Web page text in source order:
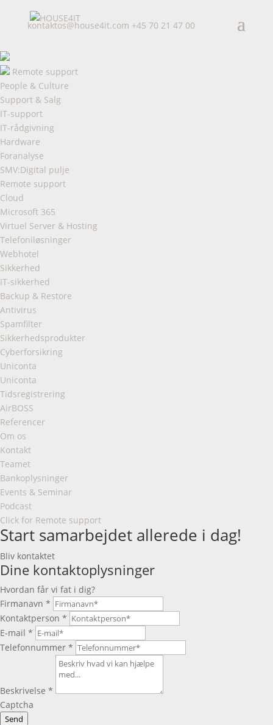
kontaktos@house4it.com +45 70 21 47 00
Remote support
People & Culture
Support & Salg
IT-support
IT-rådgivning
Hardware
Foranalyse
SMV:Digital pulje
Remote support
Cloud
Microsoft 365
Virtuel Server & Hosting
Telefoniløsninger
Webhotel
Sikkerhed
IT-sikkerhed
Backup & Restore
Antivirus
Spamfilter
Sikkerhedsprodukter
Cyberforsikring
Uniconta
Uniconta
Tidsregistrering
AirBOSS
Referencer
Om os
Kontakt
Teamet
Bankoplysninger
Events & Seminar
Podcast
Click for Remote support
Start samarbejdet allerede i dag!
Bliv kontaktet
Dine kontaktoplysninger
Hvordan får vi fat i dig?
Firmanavn *
Kontaktperson *
E-mail *
Telefonnummer *
Beskrivelse *
Captcha
Send